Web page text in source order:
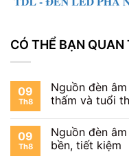
CÓ THỂ BẠN QUAN
09
Th8
Nguồn đèn
thấm và tuổi
09
Th8
Nguồn đèn
bền, tiết kiệm